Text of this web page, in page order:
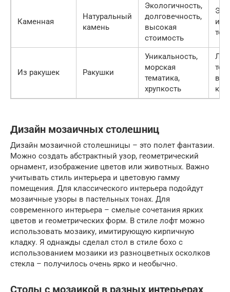
Каменная
Натуральный
камень
Экологичность,
долговечность,
высокая
стоимость
Из ракушек Ракушки
Уникальность,
морская
тематика,
хрупкость
Дизайн мозаичных столешниц
Дизайн мозаичной столешницы – это полет фантазии.
Можно создать абстрактный узор, геометрический
орнамент, изображение цветов или животных. Важно
учитывать стиль интерьера и цветовую гамму
помещения. Для классического интерьера подойдут
мозаичные узоры в пастельных тонах. Для
современного интерьера – смелые сочетания ярких
цветов и геометрических форм. В стиле лофт можно
использовать мозаику, имитирующую кирпичную
кладку. Я однажды сделал стол в стиле бохо с
использованием мозаики из разноцветных осколков
стекла – получилось очень ярко и необычно.